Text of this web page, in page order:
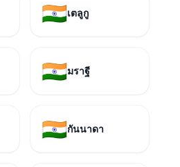
🇮🇳เตลูกู
🇮🇳มราฐี
🇮🇳กันนาดา